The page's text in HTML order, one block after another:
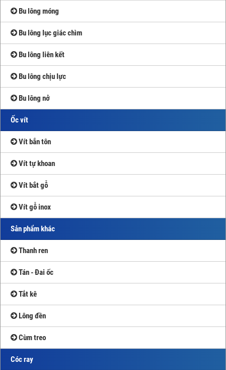
Bu lông móng
Bu lông lục giác chìm
Bu lông liên kết
Bu lông chịu lực
Bu lông nở
Ốc vít
Vít bắn tôn
Vít tự khoan
Vít bắt gỗ
Vít gỗ inox
Sản phẩm khác
Thanh ren
Tán - Đai ốc
Tắt kê
Lông đền
Cùm treo
Cóc ray